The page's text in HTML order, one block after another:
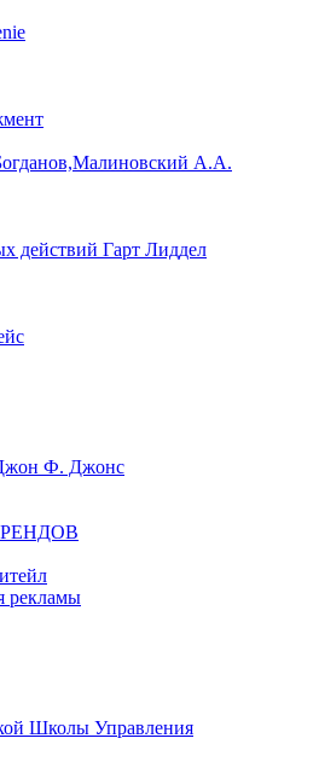
А.А.
действий Гарт Лиддел
Ф. Джонс
рекламы
Школы Управления